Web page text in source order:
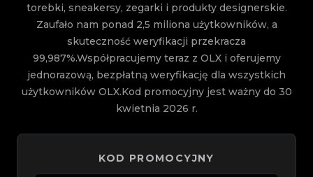
torebki, sneakersy, zegarki i produkty designerskie.
Zaufało nam ponad 2,5 miliona użytkowników, a
skuteczność weryfikacji przekracza
99,987%.Współpracujemy teraz z OLX i oferujemy
jednorazową, bezpłatną weryfikację dla wszystkich
użytkowników OLX.Kod promocyjny jest ważny do 30
kwietnia 2026 r.
KOD PROMOCYJNY